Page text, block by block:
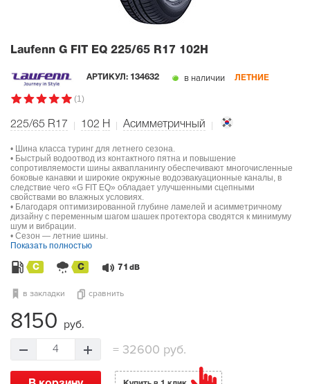
Laufenn G FIT EQ 225/65 R17 102H
АРТИКУЛ: 134632 в наличии ЛЕТНИЕ
(1)
225/65 R17 102 H Асимметричный
• Шина класса туринг для летнего сезона.
• Быстрый водоотвод из контактного пятна и повышение
сопротивляемости шины аквапланингу обеспечивают многочисленные
боковые канавки и широкие окружные водоэвакуационные каналы, в
следствие чего «G FIT EQ» обладает улучшенными сцепными
свойствами во влажных условиях.
• Благодаря оптимизированной глубине ламелей и асимметричному
дизайну с переменным шагом шашек протектора сводятся к минимуму
шум и вибрации.
• Сезон — летние шины.
Показать полностью
C C 71 dB
в закладки сравнить
8150 руб.
4 =32600 руб.